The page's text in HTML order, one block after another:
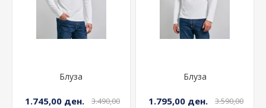
Блуза
1.745,00 ден.
3.490,00
Блуза
1.795,00 ден.
3.590,00